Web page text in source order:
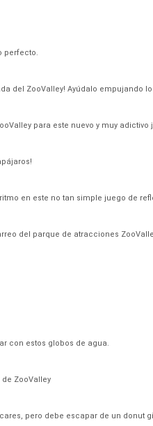
perfecto.
del ZooValley! Ayúdalo empujando
para este nuevo y muy adictivo
en este no tan simple juego de
del parque de atracciones
con estos globos de agua.
ZooValley
pero debe escapar de un donut